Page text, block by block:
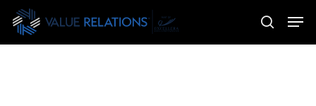
Skip
main
search